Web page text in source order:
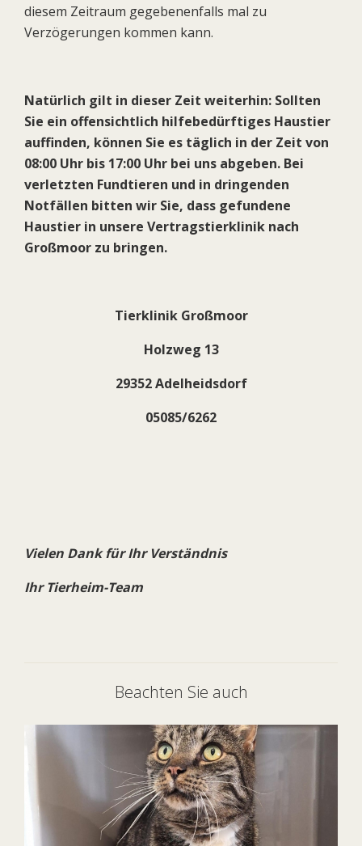
diesem Zeitraum gegebenenfalls mal zu
Verzögerungen kommen kann.
Natürlich gilt in dieser Zeit weiterhin: Sollten
Sie ein offensichtlich hilfebedürftiges Haustier
auffinden, können Sie es täglich in der Zeit von
08:00 Uhr bis 17:00 Uhr bei uns abgeben. Bei
verletzten Fundtieren und in dringenden
Notfällen bitten wir Sie, dass gefundene
Haustier in unsere Vertragstierklinik nach
Großmoor zu bringen.
Tierklinik Großmoor
Holzweg 13
29352 Adelheidsdorf
05085/6262
Vielen Dank für Ihr Verständnis
Ihr Tierheim-Team
Beachten Sie auch